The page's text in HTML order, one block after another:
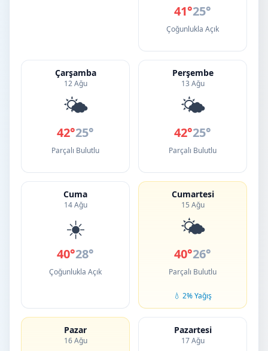
41°25°
Çoğunlukla Açık
Çarşamba
12 Ağu
🌤️
42°25°
Parçalı Bulutlu
Perşembe
13 Ağu
🌤️
42°25°
Parçalı Bulutlu
Cuma
14 Ağu
☀️
40°28°
Çoğunlukla Açık
Cumartesi
15 Ağu
🌤️
40°26°
Parçalı Bulutlu
💧 2% Yağış
Pazar
16 Ağu
Pazartesi
17 Ağu